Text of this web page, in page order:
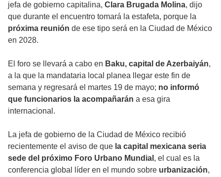
jefa de gobierno capitalina, Clara Brugada Molina, dijo
que durante el encuentro tomará la estafeta, porque la
próxima reunión de ese tipo será en la Ciudad de México
en 2028.
El foro se llevará a cabo en Baku, capital de Azerbaiyán,
a la que la mandataria local planea llegar este fin de
semana y regresará el martes 19 de mayo; no informó
que funcionarios la acompañarán a esa gira
internacional.
La jefa de gobierno de la Ciudad de México recibió
recientemente el aviso de que la capital mexicana seria
sede del próximo Foro Urbano Mundial , el cual es la
conferencia global líder en el mundo sobre urbanización,